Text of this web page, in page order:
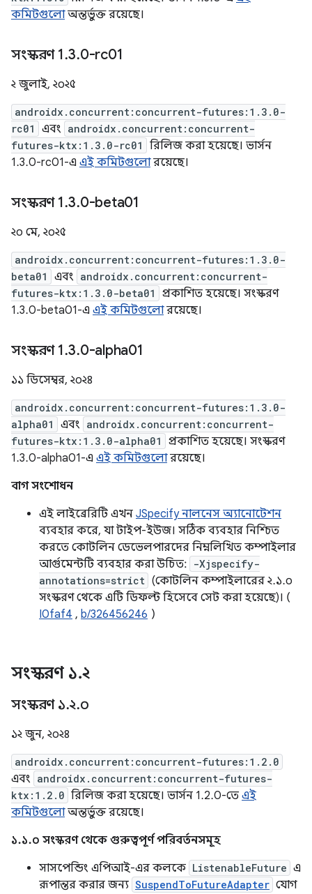
কমিটগুলোঅন্তর্ভুক্ত রয়েছে।
সংস্করণ 1.3.0-rc01
২ জুলাই, ২০২৫
androidx.concurrent:concurrent-futures:1.3.0-
rc01
এবং androidx.concurrent:concurrent-
futures-ktx:1.3.0-rc01
রিলিজ করা হয়েছে। ভার্সন
1.3.0-rc01-এ এই কমিটগুলোরয়েছে।
সংস্করণ 1.3.0-beta01
২০ মে, ২০২৫
androidx.concurrent:concurrent-futures:1.3.0-
beta01
এবং androidx.concurrent:concurrent-
futures-ktx:1.3.0-beta01
প্রকাশিত হয়েছে। সংস্করণ
1.3.0-beta01-এ এই কমিটগুলোরয়েছে।
সংস্করণ 1.3.0-alpha01
১১ ডিসেম্বর, ২০২৪
androidx.concurrent:concurrent-futures:1.3.0-
alpha01
এবং androidx.concurrent:concurrent-
futures-ktx:1.3.0-alpha01
প্রকাশিত হয়েছে। সংস্করণ
1.3.0-alpha01-এ এই কমিটগুলোরয়েছে।
বাগ সংশোধন
এই লাইব্রেরিটি এখন JSpecify নালনেস অ্যানোটেশন
ব্যবহার করে, যা টাইপ-ইউজ। সঠিক ব্যবহার নিশ্চিত
করতে কোটলিন ডেভেলপারদের নিম্নলিখিত কম্পাইলার
আর্গুমেন্টটি ব্যবহার করা উচিত: -Xjspecify-
annotations=strict (কোটলিন কম্পাইলারের ২.১.০
সংস্করণ থেকে এটি ডিফল্ট হিসেবে সেট করা হয়েছে)। (
I0faf4 , b/326456246 )
সংস্করণ ১.২
সংস্করণ ১.২.০
১২ জুন, ২০২৪
androidx.concurrent:concurrent-futures:1.2.0
এবং androidx.concurrent:concurrent-futures-
ktx:1.2.0 রিলিজ করা হয়েছে। ভার্সন 1.2.0-তে এই
কমিটগুলোঅন্তর্ভুক্ত রয়েছে।
১.১.০ সংস্করণ থেকে গুরুত্বপূর্ণ পরিবর্তনসমূহ
সাসপেন্ডিং এপিআই-এর কলকে ListenableFuture এ
রূপান্তর করার জন্য SuspendToFutureAdapter যোগ